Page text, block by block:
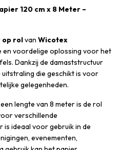
120 cm x 8 Meter –
rolvan Wicotex
en voordelige oplossing voor het
Dankzij de damaststructuur
die geschikt is voor
gelegenheden.
lengte van 8 meter is de rol
verschillende
ideaal voor gebruik in de
evenementen,